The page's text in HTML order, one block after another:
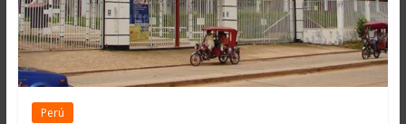
Perú